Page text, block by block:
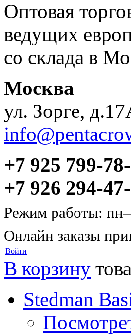
Оптовая
ведущих
со склада в
Москва
ул. Зорге,
+7 925 799-
+7 926 294-
Режим работы:
Онлайн заказы
Войти
В корзину
Stedman